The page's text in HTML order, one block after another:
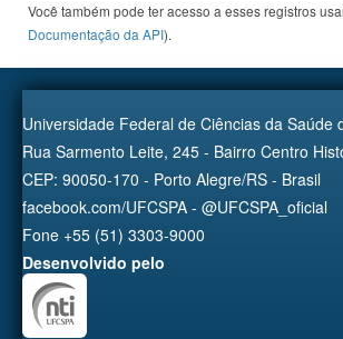
Você também pode ter acesso a esses registros
Documentação da API).
Universidade Federal de Ciências da Saúde
Rua Sarmento Leite, 245 - Bairro Centro
CEP: 90050-170 - Porto Alegre/RS - Brasil
facebook.com/UFCSPA - @UFCSPA_oficial
Fone +55 (51) 3303-9000
Desenvolvido pelo